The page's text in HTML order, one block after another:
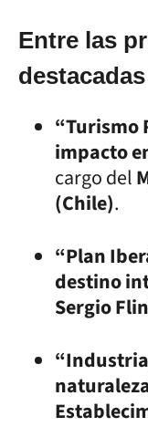
Entre las
“Turismo
impacto
cargo del
(Chile).
“Plan
destino
Sergio